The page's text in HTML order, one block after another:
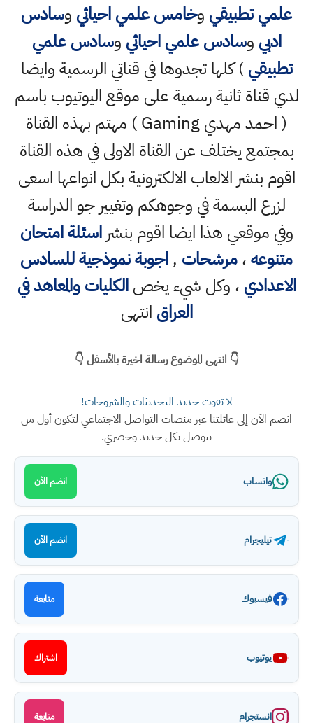
علمي تطبيقي وخامس علمي احيائي وسادس
ادبي وسادس علمي احيائي وسادس علمي
تطبيقي) كلها تجدوها في قناتي الرسمية وايضا
لدي قناة ثانية رسمية على موقع اليوتيوب باسم
( احمد مهدي Gaming ) مهتم بهذه القناة
بمجتمع يختلف عن القناة الاولى في هذه القناة
اقوم بنشر الالعاب الالكترونية بكل انواعها اسعى
لزرع البسمة في وجوهكم وتغيير جو الدراسة
وفي موقعي هذا ايضا اقوم بنشراسئلة امتحان
متنوعه،مرشحات ,اجوبة نموذجية للسادس
الاعدادي ، وكل شيء يخصالكليات والمعاهد في
العراق انتهى
👇 انتهى الموضوع رسالة اخيرة بالأسفل 👇
لا تفوت جديد التحديثات والشروحات!
انضم الآن إلى عائلتنا عبر منصات التواصل الاجتماعي لتكون أول من
يتوصل بكل جديد وحصري.
واتساب انضم الآن
تيليجرام انضم الآن
فيسبوك متابعة
يوتيوب اشتراك
انستجرام متابعة